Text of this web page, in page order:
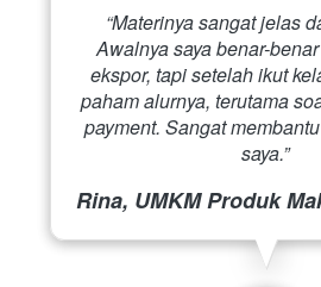
Awalnya saya benar-
ekspor, tapi setelah ikut
paham alurnya, terutama
payment. Sangat
saya.”
Rina, UMKM Produk